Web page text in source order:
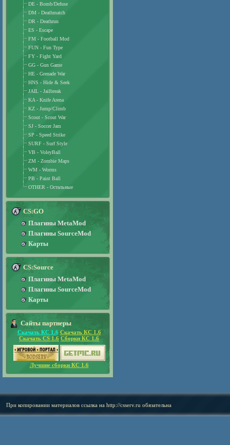
DE - Bomb/Defuse
DM - Deathmatch
DR - Deathrun
ES - Escape
FM - Football Mod
FUN - Fun Type
FY - Fight Yard
GG - Gun Game
HE - Grenade War
HNS - Hide & Seek
JAIL - Jailbreak
KA - Knife Arena
KZ - Jump/Climb
Scout - Scout War
SJ - Soccer Jam
SP - Speed Strike
SURF - Surf Style
VB - VoleyBall
ZM - Zombie Maps
WM - Worms
PB - Paint Ball
OTHER - Остальные
CS:GO
Плагины MetaMod
Плагины SourceMod
Карты
CS:Source
Плагины MetaMod
Плагины SourceMod
Карты
Сайты партнеры
Скачать КС 1.6 Скачать КС 1.6
Скачать CS 1.6 Сборки КС 1.6
Лучшие сборки КС 1.6
При копировании материалов ссылка на http://csserv.ru обязательна